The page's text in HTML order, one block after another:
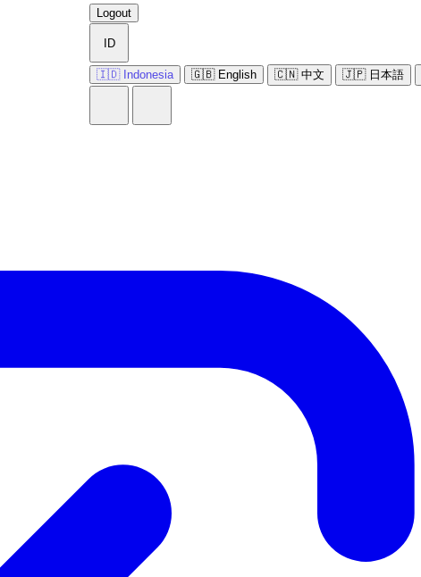
Logout
ID
🇮🇩 Indonesia 🇬🇧 English 🇨🇳 中文 🇯🇵 日本語